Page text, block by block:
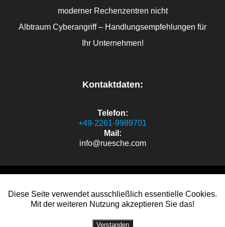
moderner Rechenzentren nicht
Albtraum Cyberangriff – Handlungsempfehlungen für
Ihr Unternehmen!
Kontaktdaten:
Telefon:
+49-2261-9989701
Mail:
info@ruesche.com
sven.oliver.ruesche.de
Sven Oliver Rüsche
Diese Seite verwendet ausschließlich essentielle Cookies.
Mit der weiteren Nutzung akzeptieren Sie das!
Verstanden